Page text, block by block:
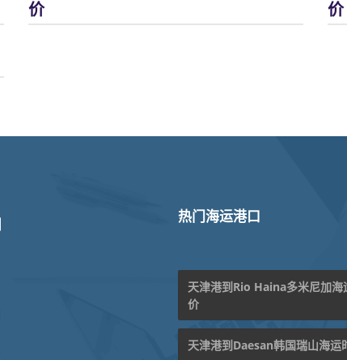
价
价
热门海运港口
天津港到Rio Haina多米尼加海
价
天津港到Daesan韩国瑞山海运